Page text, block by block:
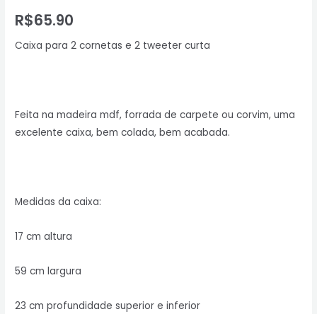
R$65.90
Caixa para 2 cornetas e 2 tweeter curta
Feita na madeira mdf, forrada de carpete ou corvim, uma
excelente caixa, bem colada, bem acabada.
Medidas da caixa:
17 cm altura
59 cm largura
23 cm profundidade superior e inferior